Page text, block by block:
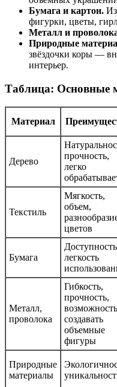
Бумага и картон.
фигурки, цветы,
Металл и
Природные
звёздочки коры —
интерьер.
Таблица: Основные
Материал
Дерево
прочность,
легко
Текстиль
Мягкость,
объем,
цветов
Бумага
легкость
Металл,
проволока
Гибкость,
прочность,
возможность
создавать
объемные
фигуры
Природные
материалы